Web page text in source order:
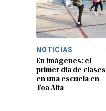
NOTICIAS
En imágenes: el
primer día de clases
en una escuela en
Toa Alta